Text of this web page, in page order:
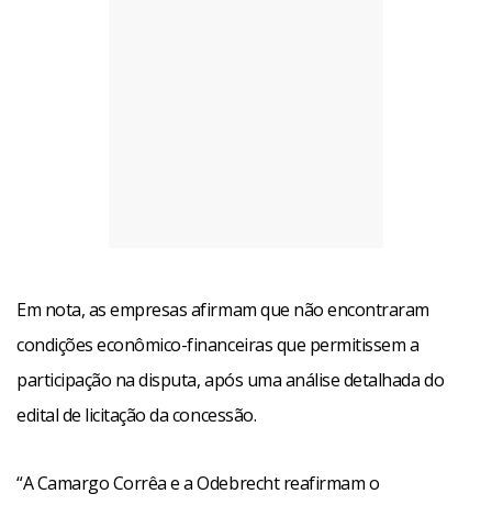
Em nota, as empresas afirmam que não encontraram
condições econômico-financeiras que permitissem a
participação na disputa, após uma análise detalhada do
edital de licitação da concessão.
“A Camargo Corrêa e a Odebrecht reafirmam o